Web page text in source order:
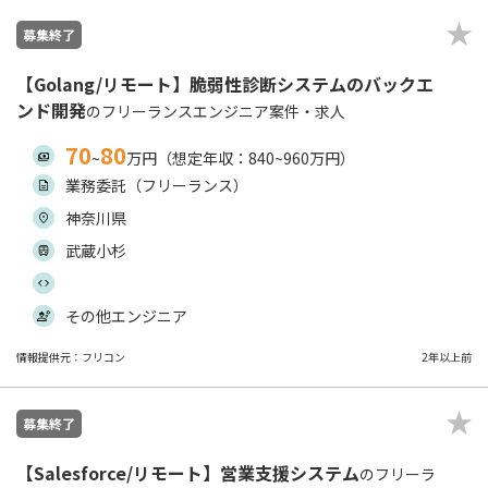
募集終了
【Golang/リモート】脆弱性診断システムのバックエ
ンド開発のフリーランスエンジニア案件・求人
70~80万円（想定年収：840~960万円）
業務委託（フリーランス）
神奈川県
武蔵小杉
その他エンジニア
情報提供元：フリコン 2年以上前
募集終了
【Salesforce/リモート】営業支援システムのフリーラ